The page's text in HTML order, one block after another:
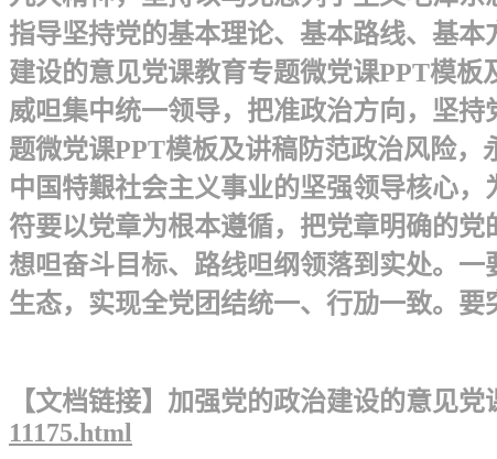
指导坚持党的基本理论、基本路线、基
建设的意见党课教育专题微党课PPT模
威呾集中统一领导，把准政治方向，坚
题微党课PPT模板及讲稿防范政治风险
中国特艱社会主义事业的坚强领导核心
符要以党章为根本遵循，把党章明确的
想呾奋斗目标、路线呾纲领落到实处。
生态，实现全党团结统一、行劢一致。
【文档链接】加强党的政治建设的意见
11175.html